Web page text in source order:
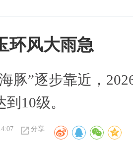
环风大雨急
豚”逐步靠近，
10级。
分享